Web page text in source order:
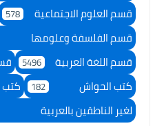
قسم العلوم الاجتماعية 578
قسم الفلسفة وعلومها
قسم اللغة العربية 5496
كتب الحواش 182 كتب
لغير الناطقين بالعربية